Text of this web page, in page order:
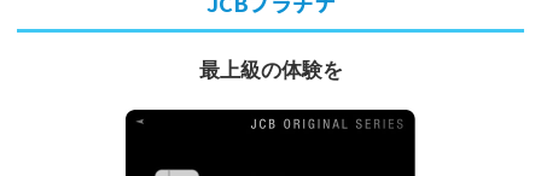
最上級の体験を